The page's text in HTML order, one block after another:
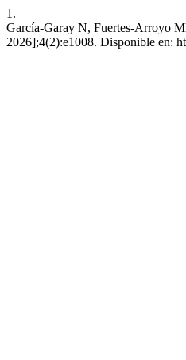
1.
García-Garay N, Fuertes-Arroyo
2026];4(2):e1008. Disponible en: